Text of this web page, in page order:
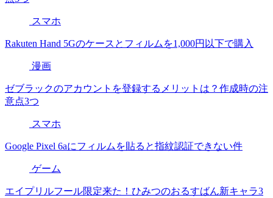
スマホ
Rakuten Hand 5Gのケースとフィルムを1,000円以下で購入
漫画
ゼブラックのアカウントを登録するメリットは？作成時の注
意点3つ
スマホ
Google Pixel 6aにフィルムを貼ると指紋認証できない件
ゲーム
エイプリルフール限定来た！ひみつのおるすばん新キャラ3